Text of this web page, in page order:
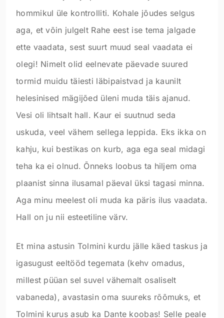
hommikul üle kontrolliti. Kohale jõudes selgus
aga, et võin julgelt Rahe eest ise tema jalgade
ette vaadata, sest suurt muud seal vaadata ei
olegi! Nimelt olid eelnevate päevade suured
tormid muidu täiesti läbipaistvad ja kaunilt
helesinised mägijõed üleni muda täis ajanud.
Vesi oli lihtsalt hall. Kaur ei suutnud seda
uskuda, veel vähem sellega leppida. Eks ikka on
kahju, kui bestikas on kurb, aga ega seal midagi
teha ka ei olnud. Õnneks loobus ta hiljem oma
plaanist sinna ilusamal päeval üksi tagasi minna.
Aga minu meelest oli muda ka päris ilus vaadata.
Hall on ju nii esteetiline värv.
Et mina astusin Tolmini kurdu jälle käed taskus ja
igasugust eeltööd tegemata (kehv omadus,
millest püüan sel suvel vähemalt osaliselt
vabaneda), avastasin oma suureks rõõmuks, et
Tolmini kurus asub ka Dante koobas! Selle peale